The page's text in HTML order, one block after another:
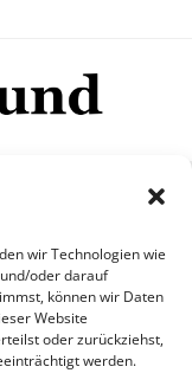
wir Technologien wie
oder darauf
können wir Daten
Website
oder zurückziehst,
werden.
- 2026